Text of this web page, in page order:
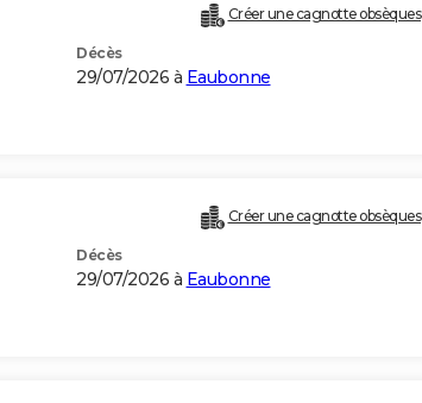
Créer une cagnotte obsèques
Décès
29/07/2026 à Eaubonne
Créer une cagnotte obsèques
Décès
29/07/2026 à Eaubonne